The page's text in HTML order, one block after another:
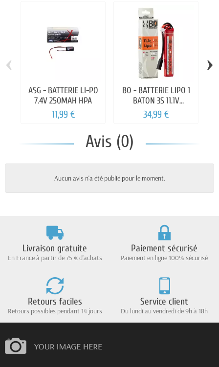
ASG - BATTERIE LI-PO
7.4V 250MAH HPA
11,99 €
BO - BATTERIE LIPO 1
BATON 3S 11.1V
1000mAh 25C
34,99 €
‹ ›
Avis (0)
Aucun avis n'a été publié pour le moment.
Livraison gratuite
En France à partir de 75 € d'achats
Paiement sécurisé
Paiement en ligne 100% sécurisé
Retours faciles
Retours possibles pendant 14 jours
Service client
Du lundi au vendredi de 9h à 18h